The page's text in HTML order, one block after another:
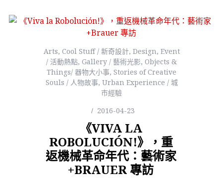
Arts, Cool Stuff / 新奇設計, Design, Event
/ 活動熱點,Gallery / 藝術光影,Objects &
Things/ 器物大小事,Stories of Creative
Souls / 人物故事, Urban Experience / 城
市經驗
2016-04-23
《VIVA LA
ROBOLUCIÓN!》，重
返機械革命年代：藝術家
+BRAUER 專訪